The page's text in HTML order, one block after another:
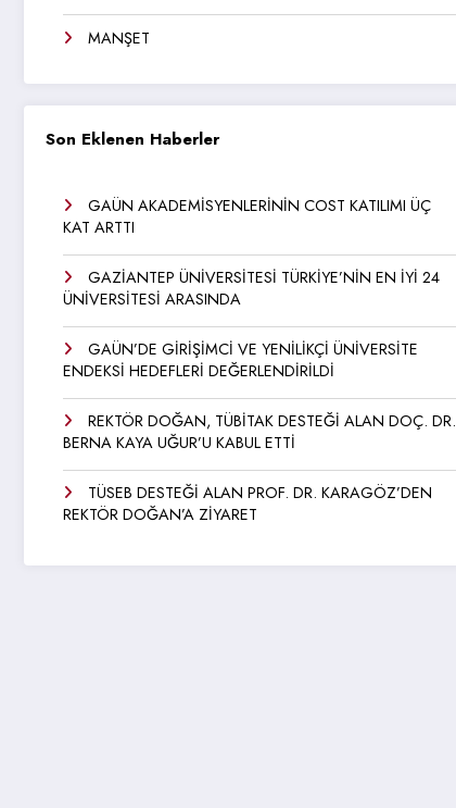
MANŞET
Son Eklenen Haberler
GAÜN AKADEMİSYENLERİNİN COST KATILIMI ÜÇ
KAT ARTTI
GAZİANTEP ÜNİVERSİTESİ TÜRKİYE’NİN EN İYİ 24
ÜNİVERSİTESİ ARASINDA
GAÜN’DE GİRİŞİMCİ VE YENİLİKÇİ ÜNİVERSİTE
ENDEKSİ HEDEFLERİ DEĞERLENDİRİLDİ
REKTÖR DOĞAN, TÜBİTAK DESTEĞİ ALAN DOÇ. DR.
BERNA KAYA UĞUR’U KABUL ETTİ
TÜSEB DESTEĞİ ALAN PROF. DR. KARAGÖZ’DEN
REKTÖR DOĞAN’A ZİYARET